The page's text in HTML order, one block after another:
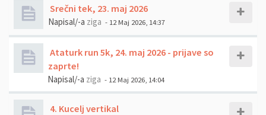
Srečni tek, 23. maj 2026
Napisal/-a ziga - 12 Maj 2026, 14:37
Ataturk run 5k, 24. maj 2026 - prijave so
zaprte!
Napisal/-a ziga - 12 Maj 2026, 14:04
4. Kucelj vertikal